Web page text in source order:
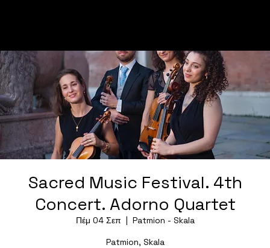
Sacred Music Festival. 4th
Concert. Adorno Quartet
Πέμ 04 Σεπ
  |
Patmion - Skala
Patmion, Skala